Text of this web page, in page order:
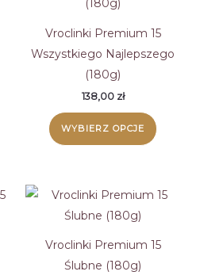
Vroclinki Premium 15
Wszystkiego Najlepszego
(180g)
138,00 zł
WYBIERZ OPCJE
Vroclinki Premium 15
Ślubne (180g)